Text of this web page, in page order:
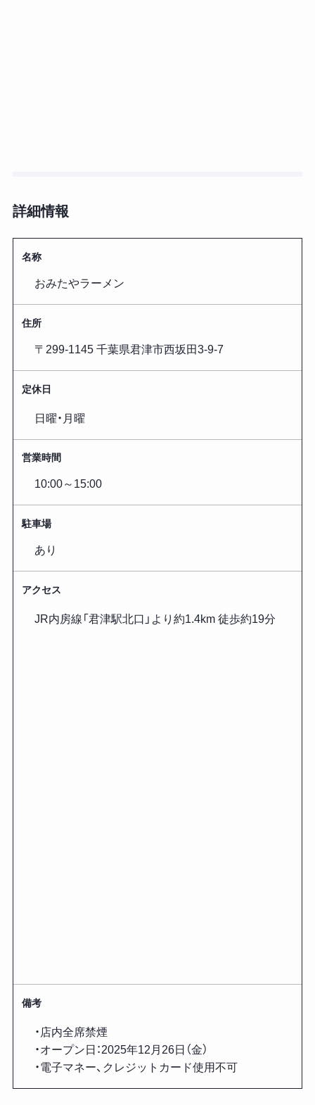
詳細情報
名称
おみたやラーメン
住所
〒299-1145 千葉県君津市西坂田3-9-7
定休日
日曜・月曜
営業時間
10:00～15:00
駐車場
あり
アクセス
JR内房線「君津駅北口」より約1.4km 徒歩約19分
備考
・店内全席禁煙
・オープン日：2025年12月26日（金）
・電子マネー、クレジットカード使用不可